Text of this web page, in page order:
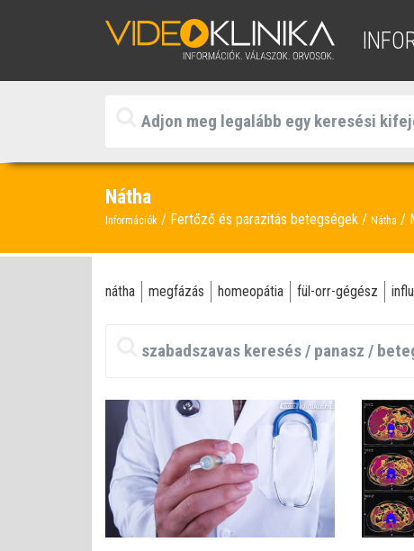
Nátha
Információk Fertőző és parazitás betegségek Nátha
nátha megfázás homeopátia fül-orr-gégész